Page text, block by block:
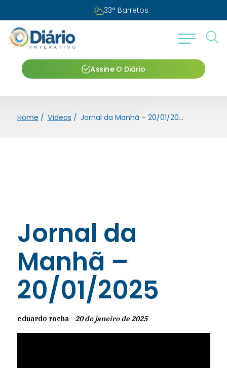
33° Barretos
Assine O Diário
Home / Vídeos / Jornal da Manhã – 20/01/2025
Jornal da
Manhã –
20/01/2025
eduardo rocha - 20 de janeiro de 2025